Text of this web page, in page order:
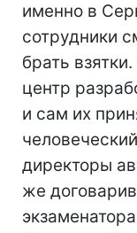
именно в
сотрудники
брать
центр
и сам их
директоры
же